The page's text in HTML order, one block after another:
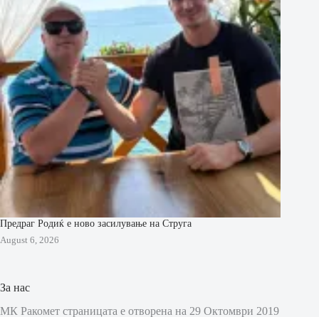
Предраг Родиќ е ново засилување на Струга
August 6, 2026
За нас
МК Ракомет страницата е отворена на 29 Октомври 2019